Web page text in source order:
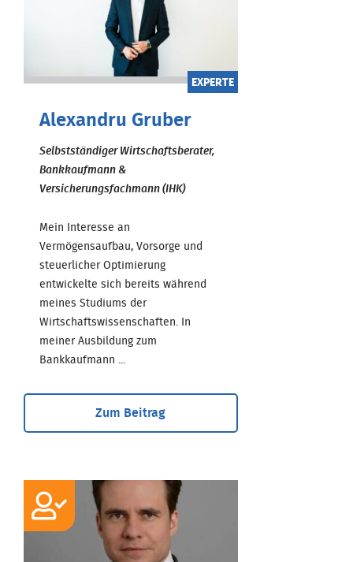
EXPERTE
Alexandru Gruber
Selbstständiger Wirtschaftsberater,
Bankkaufmann &
Versicherungsfachmann (IHK)
Mein Interesse an
Vermögensaufbau, Vorsorge und
steuerlicher Optimierung
entwickelte sich bereits während
meines Studiums der
Wirtschaftswissenschaften. In
meiner Ausbildung zum
Bankkaufmann ...
Zum Beitrag